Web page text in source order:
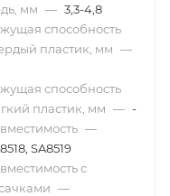
мм — 3,3-4,8
способность
пластик, мм —
способность
пластик, мм — -
—
SA8519
с
—